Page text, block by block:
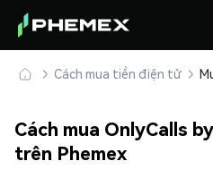
Cách mua tiền điện tử
Cách mua OnlyCalls
trên Phemex